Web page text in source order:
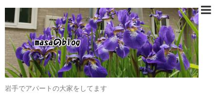
岩手でアパートの大家をしてます